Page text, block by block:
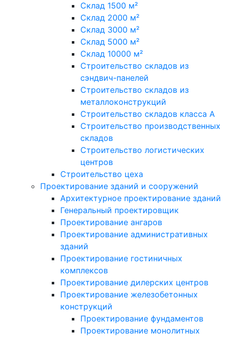
Склад 1500 м²
Склад 2000 м²
Склад 3000 м²
Склад 5000 м²
Склад 10000 м²
Строительство складов из
сэндвич-панелей
Строительство складов из
металлоконструкций
Строительство складов класса А
Строительство производственных
складов
Строительство логистических
центров
Строительство цеха
Проектирование зданий и сооружений
Архитектурное проектирование зданий
Генеральный проектировщик
Проектирование ангаров
Проектирование административных
зданий
Проектирование гостиничных
комплексов
Проектирование дилерских центров
Проектирование железобетонных
конструкций
Проектирование фундаментов
Проектирование монолитных